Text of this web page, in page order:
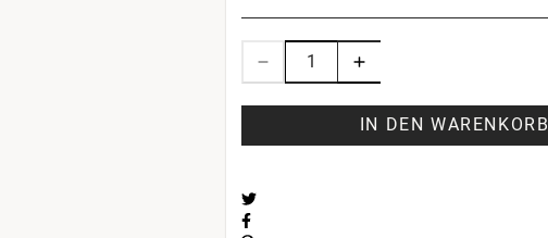
IN DEN WARENKORB